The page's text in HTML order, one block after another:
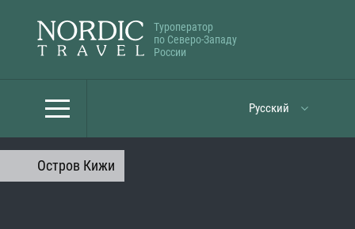
Туроператор
по Северо-Западу
России
Русский
Остров Кижи